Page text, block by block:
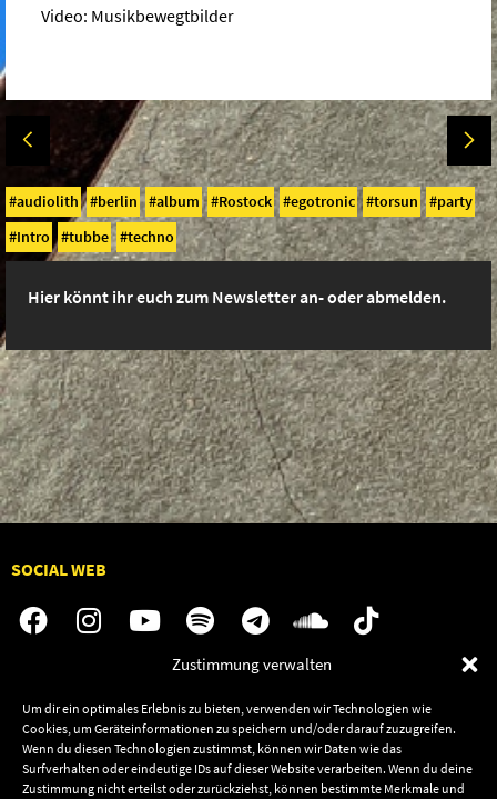
Zustimmung verwalten
Um dir ein optimales Erlebnis zu bieten, verwenden wir Technologien wie
Cookies, um Geräteinformationen zu speichern und/oder darauf zuzugreifen.
Wenn du diesen Technologien zustimmst, können wir Daten wie das
Surfverhalten oder eindeutige IDs auf dieser Website verarbeiten. Wenn du deine
Zustimmung nicht erteilst oder zurückziehst, können bestimmte Merkmale und
Video: Musikbewegtbilder
audiolith berlin album Rostock egotronic torsun
party
Intro
tubbe techno
Hier könnt ihr euch zum Newsletter an- oder abmelden.
SOCIAL WEB
News
Artists
Releases
Kontakt
Termine
Shop